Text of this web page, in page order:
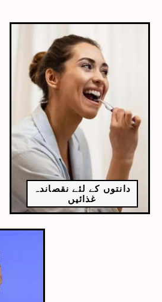
دانتوں کے لئے نقصاندہ
غذائیں